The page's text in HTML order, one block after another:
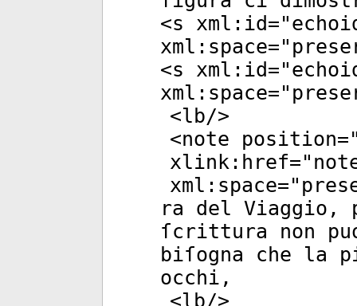
<s xml:id="
xml:space="
<s xml:id="
xml:space="
<lb/>
<note position
xlink:href="
xml:space="
ra del Viaggio,
ſcrittura non
biſogna che la
occhi,
<lb/>